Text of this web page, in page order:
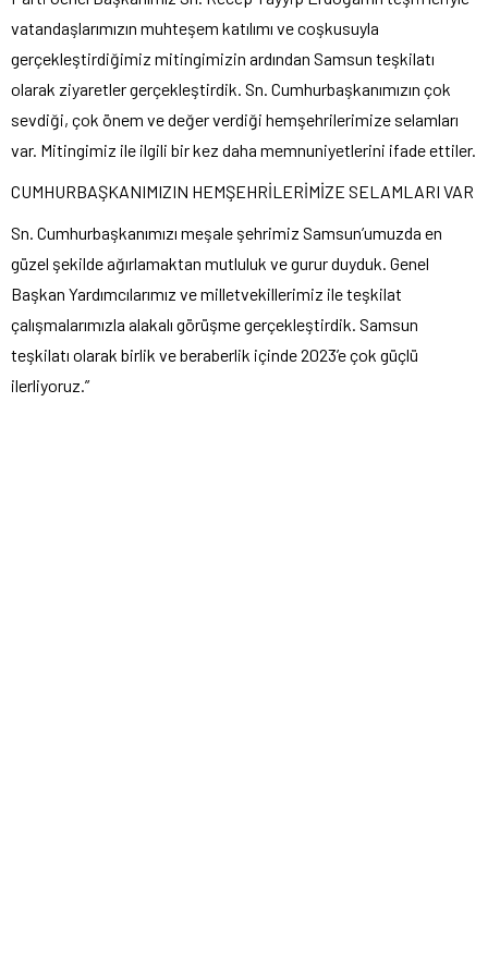
vatandaşlarımızın muhteşem katılımı ve coşkusuyla
gerçekleştirdiğimiz mitingimizin ardından Samsun teşkilatı
olarak ziyaretler gerçekleştirdik. Sn. Cumhurbaşkanımızın çok
sevdiği, çok önem ve değer verdiği hemşehrilerimize selamları
var. Mitingimiz ile ilgili bir kez daha memnuniyetlerini ifade ettiler.
CUMHURBAŞKANIMIZIN HEMŞEHRİLERİMİZE SELAMLARI VAR
Sn. Cumhurbaşkanımızı meşale şehrimiz Samsun’umuzda en
güzel şekilde ağırlamaktan mutluluk ve gurur duyduk. Genel
Başkan Yardımcılarımız ve milletvekillerimiz ile teşkilat
çalışmalarımızla alakalı görüşme gerçekleştirdik. Samsun
teşkilatı olarak birlik ve beraberlik içinde 2023’e çok güçlü
ilerliyoruz.”